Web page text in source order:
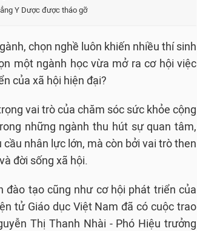
Y Dược được tháo gỡ
chọn nghề luôn khiến nhiều thí sinh
một ngành học vừa mở ra cơ hội việc
của xã hội hiện đại?
vai trò của chăm sóc sức khỏe cộng
những ngành thu hút sự quan tâm,
nhân lực lớn, mà còn bởi vai trò then
đời sống xã hội.
tạo cũng như cơ hội phát triển của
tử Giáo dục Việt Nam đã có cuộc trao
Thị Thanh Nhài - Phó Hiệu trưởng